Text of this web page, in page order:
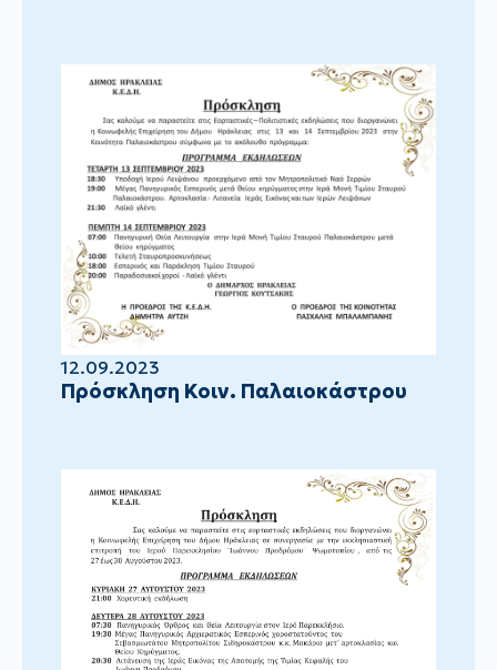
12.09.2023
Πρόσκληση Κοιν. Παλαιοκάστρου